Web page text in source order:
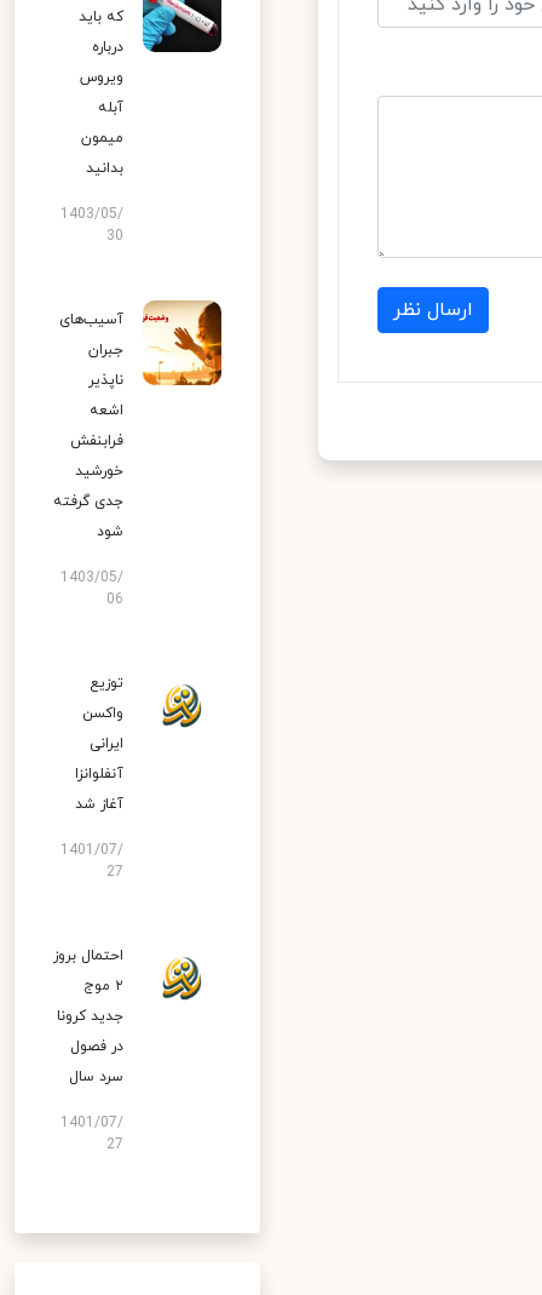
ارسال نظر
که باید
درباره
ویروس
آبله
میمون
بدانید
1403/05/
30
آسیب‌های
جبران
ناپذیر
اشعه
فرابنفش
خورشید
جدی گرفته
شود
1403/05/
06
توزیع
واکسن
ایرانی
آنفلوانزا
آغاز شد
1401/07/
27
احتمال بروز
۲ موج
جدید کرونا
در فصول
سرد سال
1401/07/
27